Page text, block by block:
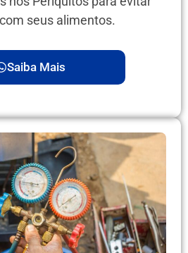
seus alimentos.
Saiba Mais